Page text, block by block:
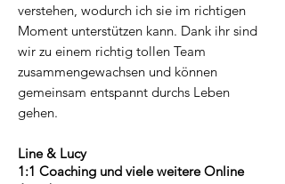
verstehen, wodurch ich sie im richtigen
Moment unterstützen kann. Dank ihr sind
wir zu einem richtig tollen Team
zusammengewachsen und können
gemeinsam entspannt durchs Leben
gehen.
Line & Lucy
1:1 Coaching und viele weitere Online